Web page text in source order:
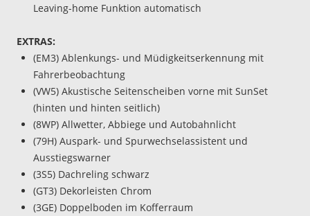
Leaving-home Funktion automatisch
EXTRAS:
(EM3) Ablenkungs- und Müdigkeitserkennung mit
Fahrerbeobachtung
(VW5) Akustische Seitenscheiben vorne mit SunSet
(hinten und hinten seitlich)
(8WP) Allwetter, Abbiege und Autobahnlicht
(79H) Auspark- und Spurwechselassistent und
Ausstiegswarner
(3S5) Dachreling schwarz
(GT3) Dekorleisten Chrom
(3GE) Doppelboden im Kofferraum